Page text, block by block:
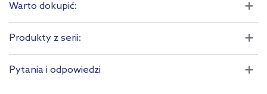
Warto dokupić:
Produkty z serii:
Pytania i odpowiedzi